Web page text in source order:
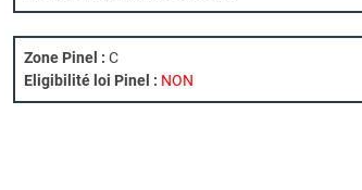
Zone Pinel : C
Eligibilité loi Pinel : NON